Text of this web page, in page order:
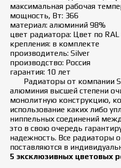
максимальная рабочая
мощность, Вт: 366
материал: алюминий 98%
цвет радиатора: Цвет по
крепления: в комплекте
производитель: Silver
производство: Россия
гарантия: 10 лет
Радиаторы от компании
алюминия высшей степени
монолитную конструкцию,
использование каких либо
ниппельных соединений
это в свою очередь
надежность. Все радиаторы
поставляются в
5 эксклюзивных цветовых